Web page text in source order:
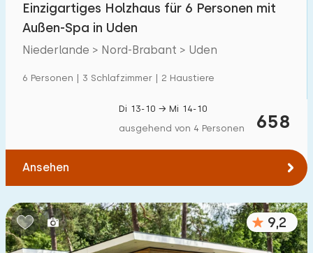
Ferienbauernhof
Villa
Kinderfreundlich
Kindermöbel
Eingezäunter Garten 83
Einzigartiges Holzhaus für 6 Personen mit
Außen-Spa in Uden
Niederlande > Nord-Brabant > Uden
6 Personen | 3 Schlafzimmer | 2 Haustiere
658
Di 13-10 → Mi 14-10
ausgehend von 4 Personen
Ansehen
9,2